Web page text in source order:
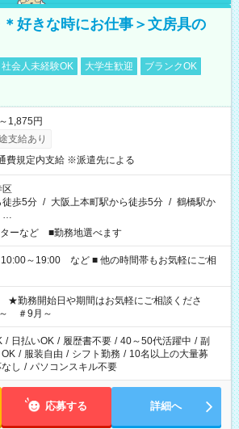
好きな時にお仕事＞文房具の
社会人未経験OK 大学生歓迎
ブランクOK
1,875円
支給あり
費規定内支給 ※派遣先による
区
徒歩5分 / 大阪上本町駅から徒歩5分 / 鶴橋駅か
…
ーなど ■勤務地選べます
など ■ 他の時間帯もお気軽にご相
★勤務開始日や期間はお気軽にご相談くださ
＃9月～
/ 日払いOK / 履歴書不要 / 40～50代活躍中 / 副
/ 服装自由 / シフト勤務 / 10名以上の大量募
し / パソコンスキル不要
応募する 詳細へ